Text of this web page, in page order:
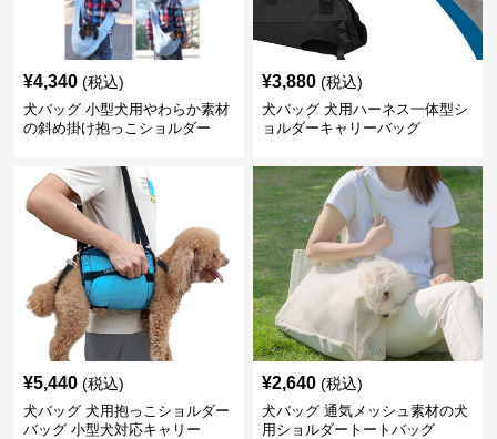
¥4,340 (税込)
犬バッグ 小型犬用やわらか素材
の斜め掛け抱っこショルダー
¥3,880 (税込)
犬バッグ 犬用ハーネス一体型シ
ョルダーキャリーバッグ
¥5,440 (税込)
犬バッグ 犬用抱っこショルダー
バッグ 小型犬対応キャリー
¥2,640 (税込)
犬バッグ 通気メッシュ素材の犬
用ショルダートートバッグ